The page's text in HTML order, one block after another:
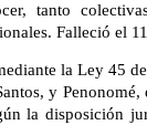
tanto
Falleció el
la Ley 45
y
la disposición